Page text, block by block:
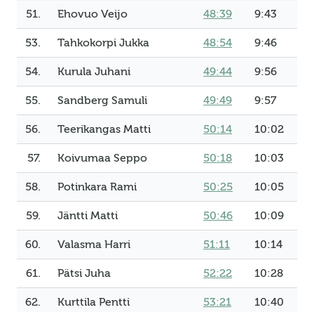
51. Ehovuo Veijo 48:39 9:43
53. Tahkokorpi Jukka 48:54 9:46
54. Kurula Juhani 49:44 9:56
55. Sandberg Samuli 49:49 9:57
56. Teerikangas Matti 50:14 10:02
57. Koivumaa Seppo 50:18 10:03
58. Potinkara Rami 50:25 10:05
59. Jäntti Matti 50:46 10:09
60. Valasma Harri 51:11 10:14
61. Pätsi Juha 52:22 10:28
62. Kurttila Pentti 53:21 10:40